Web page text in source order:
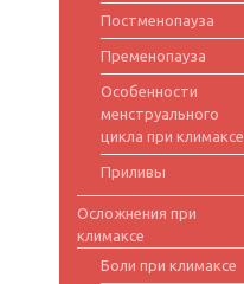
Постменопауза
Пременопауза
Особенности
менструального
цикла при климаксе
Приливы
Осложнения при
климаксе
Боли при климаксе